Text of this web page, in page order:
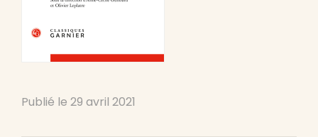
Publié le 29 avril 2021